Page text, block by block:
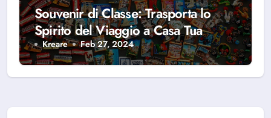
Souvenir di Classe: Trasporta lo
Spirito del Viaggio a Casa Tua
Kreare Feb 27, 2024